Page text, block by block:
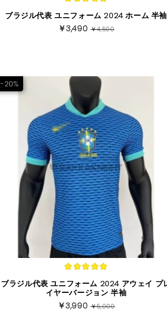
ブラジル代表 ユニフォーム 2024 ホーム 半袖
￥3,490￥4,500
-20%
ブラジル代表 ユニフォーム 2024 アウェイ プレ
イヤーバージョン 半袖
￥3,990￥5,000